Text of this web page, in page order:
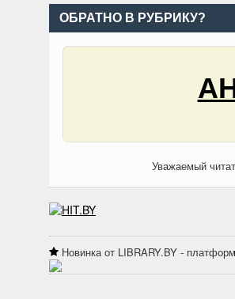
ОБРАТНО В РУБРИКУ?
Уважаемый
Новинка от LIBRARY.BY -